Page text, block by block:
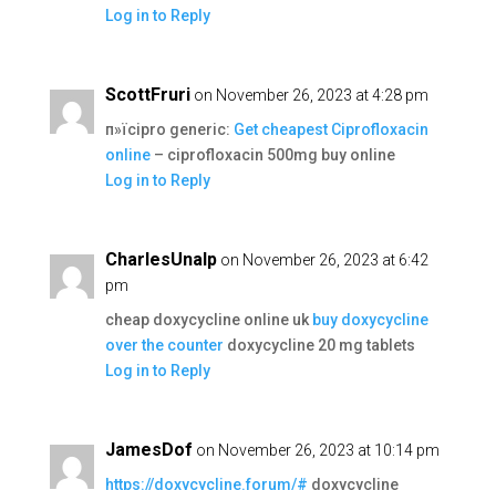
Log in to Reply
ScottFruri on November 26, 2023 at 4:28 pm
п»їcipro generic: Get cheapest Ciprofloxacin
online– ciprofloxacin 500mg buy online
Log in to Reply
CharlesUnalp on November 26, 2023 at 6:42
pm
cheap doxycycline online uk buy doxycycline
over the counter doxycycline 20 mg tablets
Log in to Reply
JamesDof on November 26, 2023 at 10:14 pm
https://doxycycline.forum/# doxycycline